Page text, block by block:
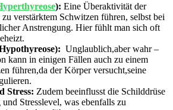
): Eine‌ Überaktivität der
verstärktem ⁢Schwitzen führen, ‍selbst⁤ bei
Anstrengung. Hier fühlt⁢ man sich ‌oft
​ Unglaublich,aber wahr –
kann in einigen Fällen auch⁤ zu ⁢einem
⁣führen,da​ der Körper versucht,seine
Stress: ‌Zudem beeinflusst die Schilddrüse
‌Stresslevel, was ebenfalls⁤ zu